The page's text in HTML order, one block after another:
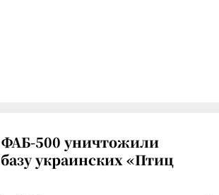
500 уничтожили
украинских «Птиц